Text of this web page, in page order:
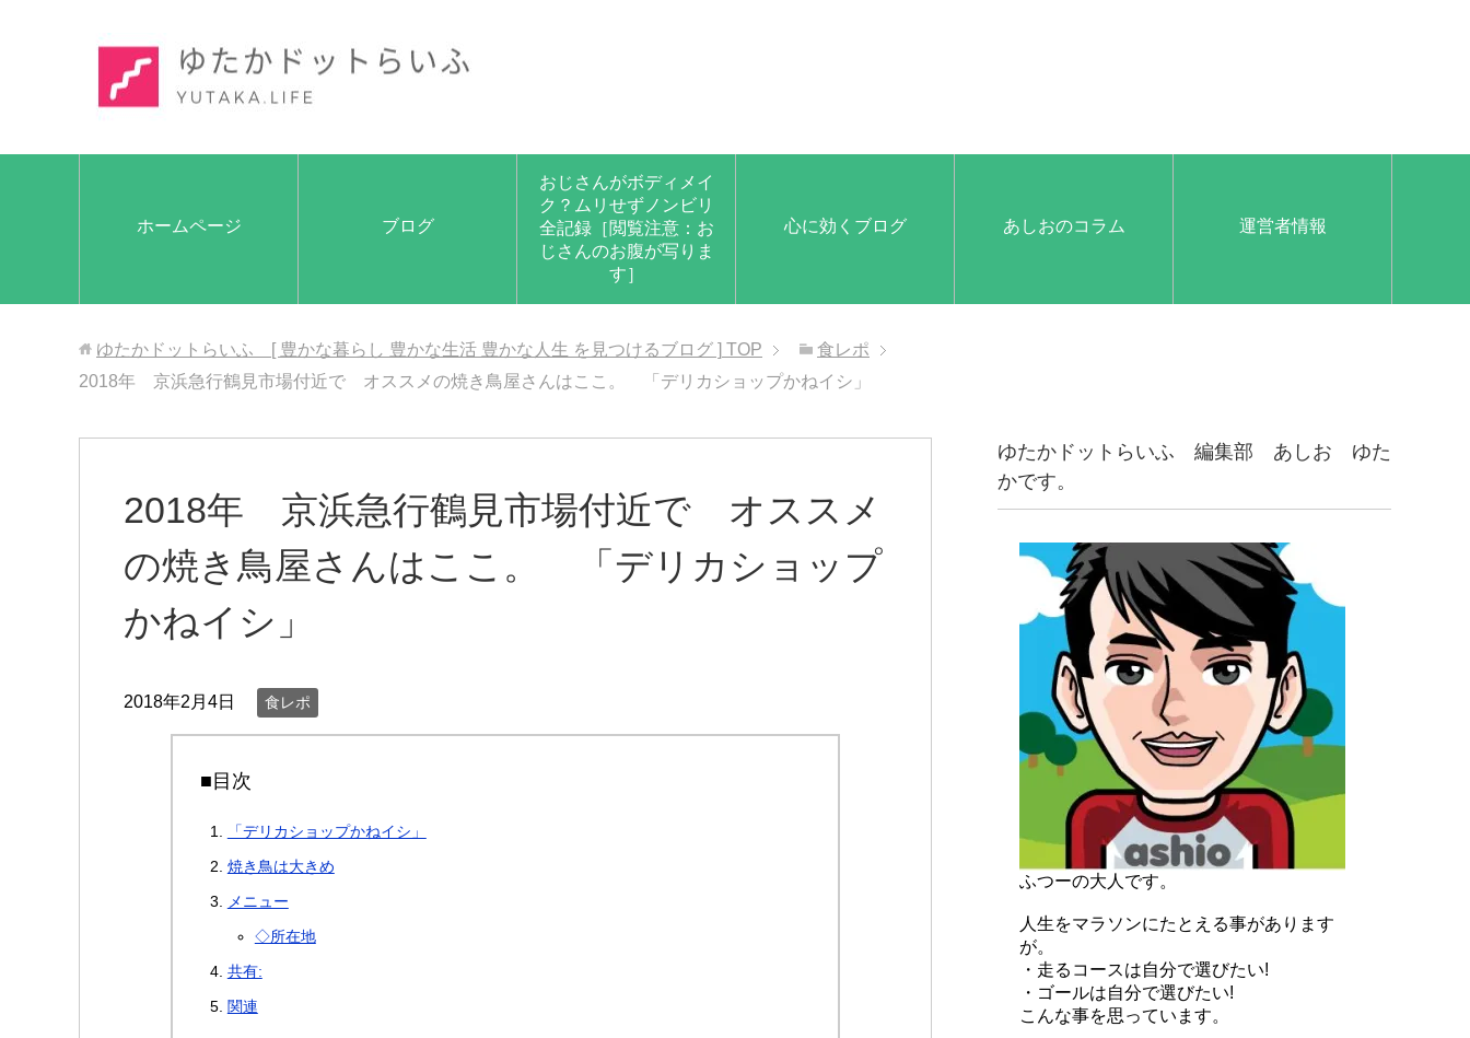
ホームページ ブログ
おじさんがボディメイ
ク？ムリせずノンビリ
全記録［閲覧注意：お
じさんのお腹が写りま
す］
心に効くブログ あしおのコラム 運営者情報
ゆたかドットらいふ [ 豊かな暮らし 豊かな生活 豊かな人生 を見つけるブログ ] TOP
食レポ
2018年 京浜急行鶴見市場付近で オススメの焼き鳥屋さんはここ。 「デリカショップかねイシ」
2018年 京浜急行鶴見市場付近で オススメ
の焼き鳥屋さんはここ。 「デリカショップ
かねイシ」
2018年2月4日 食レポ
■目次
「デリカショップかねイシ」
焼き鳥は大きめ
メニュー
◇所在地
共有:
関連
ゆたかドットらいふ 編集部 あしお ゆた
かです。
ふつーの大人です。
人生をマラソンにたとえる事があります
が。
・走るコースは自分で選びたい!
・ゴールは自分で選びたい!
こんな事を思っています。